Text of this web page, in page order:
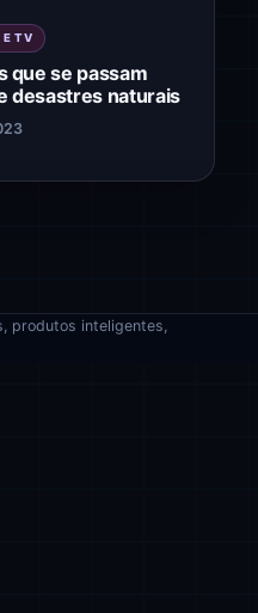
E TV
que se passam
desastres naturais
produtos inteligentes,